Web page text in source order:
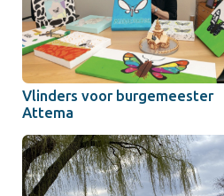
Vlinders voor burgemeester
Attema